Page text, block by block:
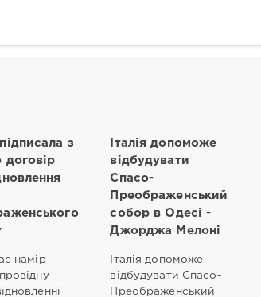
з
договір
намір
Італія допоможе
відбудувати
Спасо-
Преображенський
собор в Одесі -
Джорджа Мелоні
Італія допоможе
відбудувати Спасо-
Преображенський